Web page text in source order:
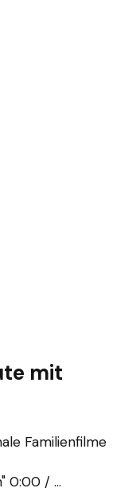
mit
Familienfilme
0:00 / ...